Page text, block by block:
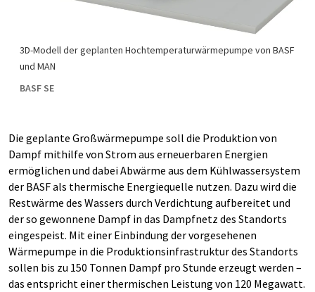
3D-Modell der geplanten Hochtemperaturwärmepumpe von BASF
und MAN
BASF SE
Die geplante Großwärmepumpe soll die Produktion von
Dampf mithilfe von Strom aus erneuerbaren Energien
ermöglichen und dabei Abwärme aus dem Kühlwassersystem
der BASF als thermische Energiequelle nutzen. Dazu wird die
Restwärme des Wassers durch Verdichtung aufbereitet und
der so gewonnene Dampf in das Dampfnetz des Standorts
eingespeist. Mit einer Einbindung der vorgesehenen
Wärmepumpe in die Produktionsinfrastruktur des Standorts
sollen bis zu 150 Tonnen Dampf pro Stunde erzeugt werden –
das entspricht einer thermischen Leistung von 120 Megawatt.